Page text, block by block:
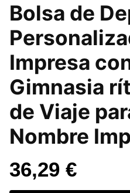
Bolsa de
Impresa
Gimnasia
de Viaje
Nombre
36,29 €